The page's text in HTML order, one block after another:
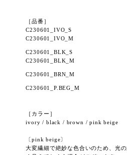
［品番］
C230601_IVO _S
C230601_IVO_M
C230601_BLK_S
C230601_BLK_M
C230601_BRN _M
C230601_P.BEG _M
［カラー］
ivory / black / brown / pink beige
〔pink beige〕
大変繊細で絶妙な色合いのため、光